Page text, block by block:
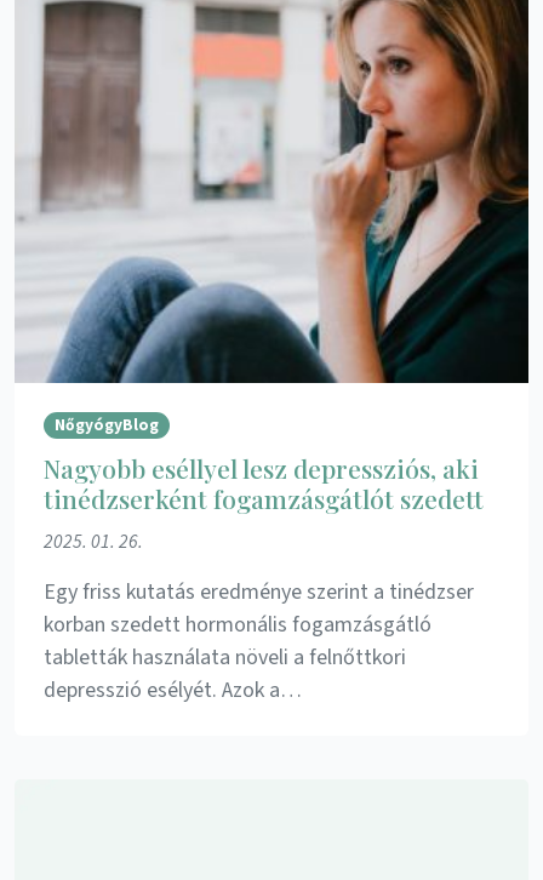
NőgyógyBlog
Nagyobb eséllyel lesz depressziós, aki
tinédzserként fogamzásgátlót szedett
2025. 01. 26.
Egy friss kutatás eredménye szerint a tinédzser
korban szedett hormonális fogamzásgátló
tabletták használata növeli a felnőttkori
depresszió esélyét. Azok a…